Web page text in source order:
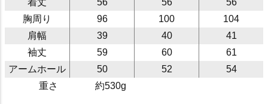
着丈
56 56
56
胸周り
96 100
104
肩幅
39 40
41
袖丈
59 60
61
アームホール
50 52
54
重さ
約530g